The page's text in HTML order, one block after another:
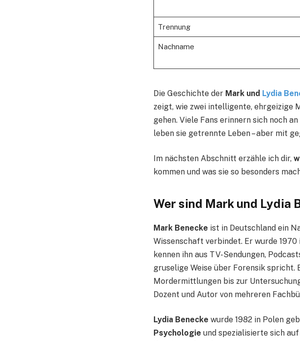
Trennung
Nachname
Die Geschichte der Mark und Lydia
zeigt, wie zwei intelligente, ehrgeizige
gehen. Viele Fans erinnern sich noch
leben sie getrennte Leben – aber mit
Im nächsten Abschnitt erzähle ich dir,
kommen und was sie so besonders
Wer sind Mark und Lydia
Mark Benecke ist in Deutschland ein
Wissenschaft verbindet. Er wurde 1970
kennen ihn aus TV-Sendungen,
gruselige Weise über Forensik
Mordermittlungen bis zur
Dozent und Autor von mehreren
Lydia Benecke wurde 1982 in Polen
Psychologie und spezialisierte sich auf